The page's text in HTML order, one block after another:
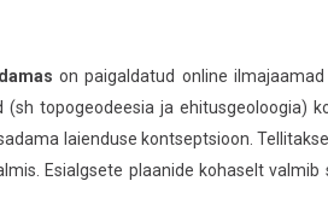
on paigaldatud online
(sh topogeodeesia ja ehitusgeoloogia)
laienduse kontseptsioon.
Esialgsete plaanide kohaselt